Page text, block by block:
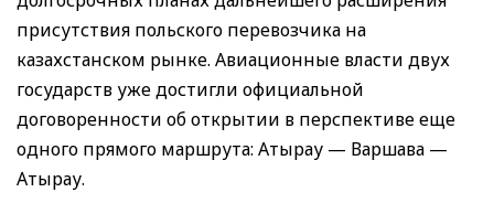
присутствия польского перевозчика на
казахстанском рынке. Авиационные власти двух
государств уже достигли официальной
договоренности об открытии в перспективе еще
одного прямого маршрута: Атырау — Варшава —
Атырау.